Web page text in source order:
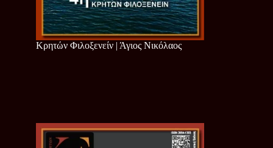
Κρητών Φιλοξενείν | Άγιος Νικόλαος